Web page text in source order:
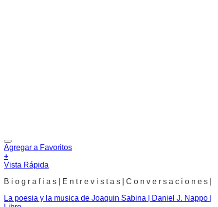
Agregar a Favoritos
+
Vista Rápida
B i o g r a f i a s | E n t r e v i s t a s | C o n v e r s a c i o n e s |
La poesia y la musica de Joaquin Sabina | Daniel J. Nappo |